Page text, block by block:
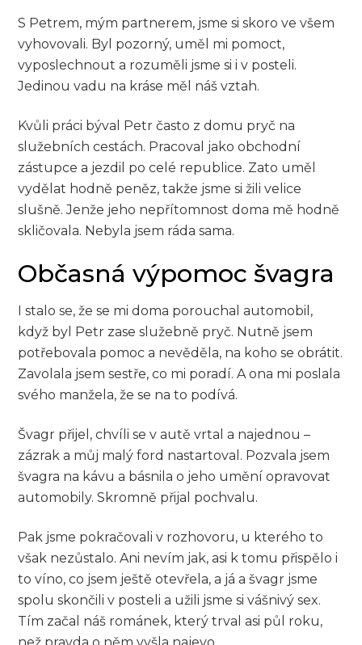
S Petrem, mým partnerem, jsme si skoro ve všem
vyhovovali. Byl pozorný, uměl mi pomoct,
vyposlechnout a rozuměli jsme si i v posteli.
Jedinou vadu na kráse měl náš vztah.
Kvůli práci býval Petr často z domu pryč na
služebních cestách. Pracoval jako obchodní
zástupce a jezdil po celé republice. Zato uměl
vydělat hodně peněz, takže jsme si žili velice
slušně. Jenže jeho nepřítomnost doma mě hodně
skličovala. Nebyla jsem ráda sama.
Občasná výpomoc švagra
I stalo se, že se mi doma porouchal automobil,
když byl Petr zase služebně pryč. Nutně jsem
potřebovala pomoc a nevěděla, na koho se obrátit.
Zavolala jsem sestře, co mi poradí. A ona mi poslala
svého manžela, že se na to podívá.
Švagr přijel, chvíli se v autě vrtal a najednou –
zázrak a můj malý ford nastartoval. Pozvala jsem
švagra na kávu a básnila o jeho umění opravovat
automobily. Skromně přijal pochvalu.
Pak jsme pokračovali v rozhovoru, u kterého to
však nezůstalo. Ani nevím jak, asi k tomu přispělo i
to víno, co jsem ještě otevřela, a já a švagr jsme
spolu skončili v posteli a užili jsme si vášnivý sex.
Tím začal náš románek, který trval asi půl roku,
než pravda o něm vyšla najevo.